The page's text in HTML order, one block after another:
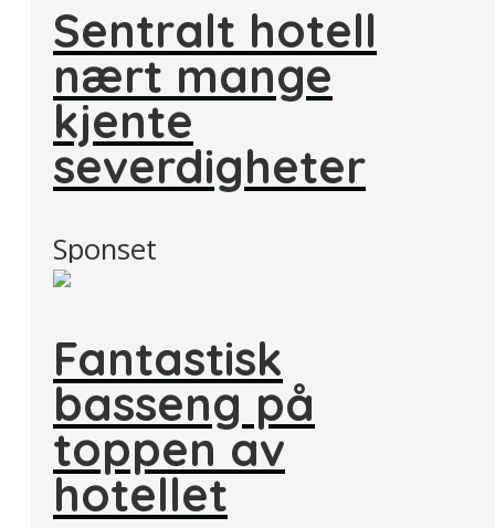
Sentralt hotell
nært mange
kjente
severdigheter
Sponset
Fantastisk
basseng på
toppen av
hotellet